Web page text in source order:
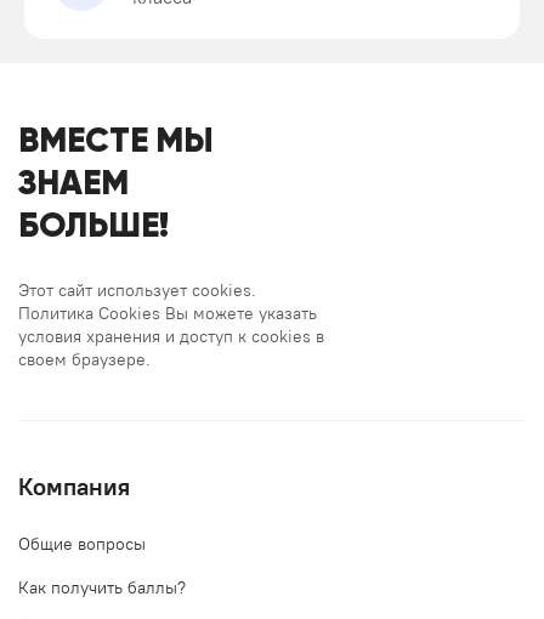
ВМЕСТЕ МЫ
ЗНАЕМ
БОЛЬШЕ!
Этот сайт использует cookies.
Политика Cookies Вы можете указать
условия хранения и доступ к cookies в
своем браузере.
Компания
Общие вопросы
Как получить баллы?